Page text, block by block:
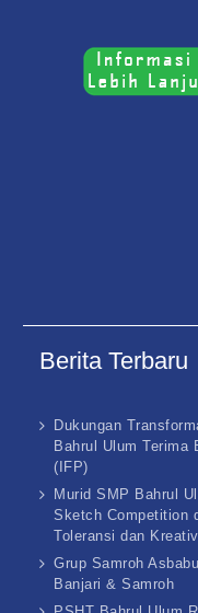
Berita Terbaru
Dukungan
Bahrul Ulum Terima
(IFP)
Murid SMP Bahrul
Sketch Competition
Toleransi dan
Grup Samroh
Banjari & Samroh